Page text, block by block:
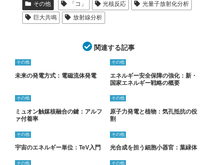
その他 「コ」 光核反応
光量子放射化分析
巨大共鳴
放射線分析
関連する記事
その他
未来の発電方式：電磁流体発電
その他
エネルギー安全保障の強化：新・
国家エネルギー戦略の概要
その他
ミュオン触媒核融合の鍵：アルフ
ァ付着率
その他
原子力発電と植物：気孔抵抗の役
割
その他
宇宙のエネルギー単位：TeV入門
その他
光合成を担う細胞小器官：葉緑体
その他 その他